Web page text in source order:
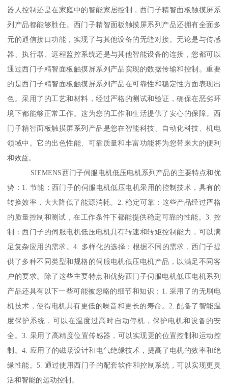
器人控制还是在家庭中的智能家居控制，西门子精智面板触摸屏系
列产品都能够胜任。西门子精智面板触摸屏系列产品还拥有全面多
元的通信接口功能，实现了与其他设备的无缝对接。无论是与传感
器、执行器、远程监控系统还是与其他智能设备的连接，您都可以
通过西门子精智面板触摸屏系列产品实现的数据传输和控制。重要
的是西门子精智面板触摸屏系列产品在可靠性和稳定性方面表现出
色。采用了的工艺和材料，经过严格的测试和验证，确保在恶劣环
境下都能够正常工作。这为您的工作和生活提供了安心的保障。西
门子精智面板触摸屏系列产品是您在智能科技、自动化科技、机电
领域中。它的出色性能、可靠质量和丰富功能将为您带来大的便利
和效益。
SIEMENS西门子伺服电机低压电机系列产品的主要特点和优
势：1. 节能：西门子的伺服电机低压电机采用的控制技术，具有的
转换效率，大大降低了能源消耗。2. 稳定可靠：这些产品经过严格
的质量控制和测试，在工作条件下都能提供稳定可靠的性能。3. 控
制：西门子的伺服电机低压电机具有转速和转矩控制能力，可以满
足复杂应用的需求。4. 多样化的选择：根据不同的需求，西门子提
供了多种不同类型和规格的伺服电机低压电机产品，以满足不同客
户的要求。除了这些主要特点和优势西门子伺服电机低压电机系列
产品还具有以下一些可能被忽略的细节和知识：1. 采用了的无刷电
机技术，使得电机具有更低的噪音和更长的寿命。2. 配备了智能温
度保护系统，可以在温度过高时自动停机，保护电机和设备的安
全。3. 采用了高精度位置传感器，可以实现更的位置控制和运动控
制。4. 应用了的磁场设计和电气绝缘技术，提髙了电机的效率和绝
缘性能。5. 通过使用西门子的配套软件和控制系统，可以实现更灵
活和智能的运动控制。